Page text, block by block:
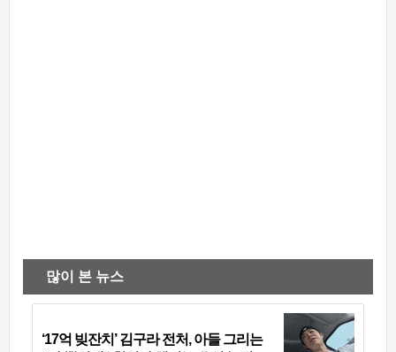
많이 본 뉴스
‘17억 빚잔치’ 김구라 전처, 아들 그리는